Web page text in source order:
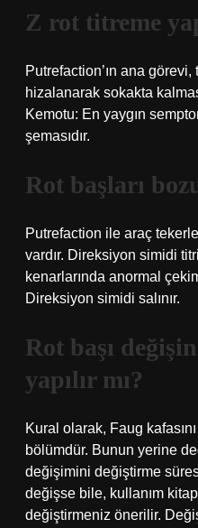
Z rot titreme
Putrefaction’ın ana
hizalanarak sokakta
Kemotu: En yaygın
şemasıdır.
Rot başları
Putrefaction ile araç
vardır. Direksiyon simidi
kenarlarında anormal
Direksiyon simidi salınır.
Rot başı
yapılır mı?
Kural olarak, Faug
bölümdür. Bunun yerine
değişimini değiştirme
değişse bile, kullanım
değiştirmeniz önerilir.